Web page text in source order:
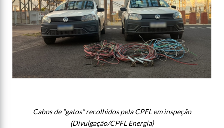
Cabos de “gatos” recolhidos pela CPFL em inspeção
(Divulgação/CPFL Energia)